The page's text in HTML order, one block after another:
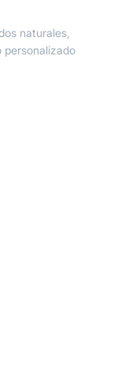
naturales,
personalizado